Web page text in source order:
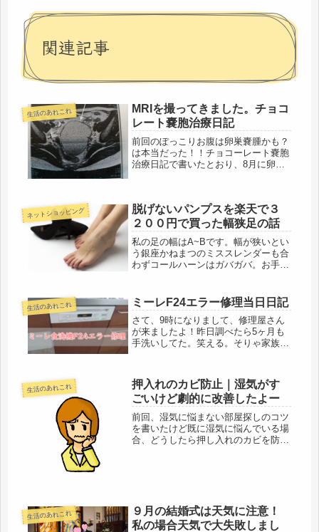
関連記事
生活のあれこれ
MRIを撮ってきました。チョコ
レート嚢胞治療日記
前回のぽっこりお腹は卵巣嚢腫かも？
は本当だった！！チョコーレート嚢胞
治療日記で書いたとおり、8月に卵巣
す。まず、病気が発覚したクリニッ
ク...
ネットショッピング
脱げないパンプスを楽天で３
２００円で買った幅狭足の話
私の足の幅はA~Bです。幅が狭いとい
う銀座かねまつのミススレンダーも合
わずコールハーンはガバガバ。お手頃
高でした。幅狭足のパンプス選び。脱
げない安いパンプスはこれ！じゃじゃ
～...
生活のあれこれ ミーレF24エラー修理当日日記
さて、9時になりまして、修理屋さん
が来ましたよ！昨日調べたら5ヶ月も
手洗いしてた。笑える。そりゃ家族全
様付け）が手早く作業をしていくよ。
全面パネルを剥がした姿にびっくり。
そ...
生活のあれこれ
押入れのカビ防止｜湿気がす
ごいけど劇的に改善したよー
前回、湿気に悩まない部屋探しのコツ
を書いたけど既に湿気に悩んでいる場
合、どうしたら押し入れのカビを防止
生活のあれこれ
９月の結婚式は天気に注意！
私の場合天気で大失敗しまし